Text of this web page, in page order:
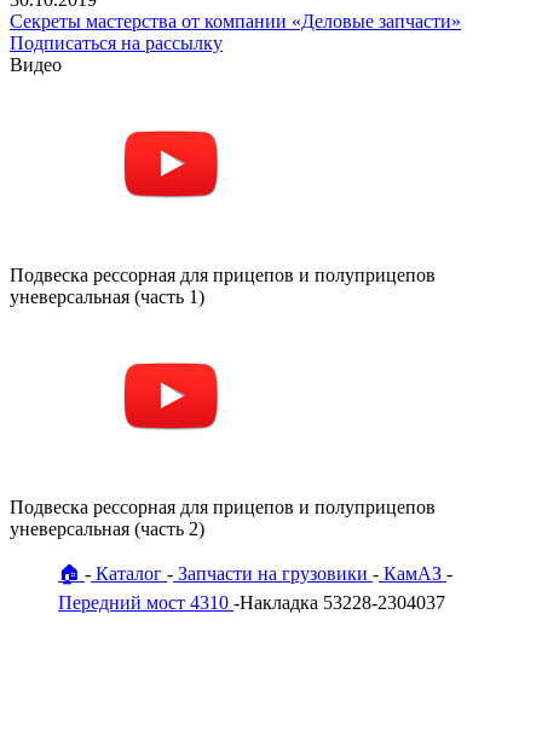
Секреты мастерства от компании «Деловые запчасти»
Подписаться на рассылку
Видео
Подвеска рессорная для прицепов и полуприцепов
уневерсальная (часть 1)
Подвеска рессорная для прицепов и полуприцепов
уневерсальная (часть 2)
🏠 Каталог Запчасти на грузовики
КамАЗ
Передний мост 4310 Накладка 53228-2304037